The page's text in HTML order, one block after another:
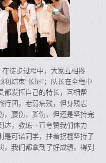
在徒步过程中，大家互相搀
结束“长征”；队长在全程中
都发挥自己的特长，互相帮
行团，老弱病残，但身残志
，腰伤，脚伤，但还是坚持完
达，教练一直夸赞我们体力
是可诺同学，拄着拐棍坚持了
，我们都拿到了好成绩，得到